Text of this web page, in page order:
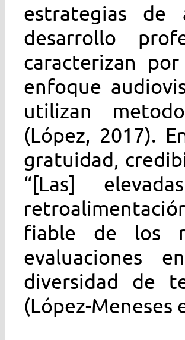
estrategias de
desarrollo
caracterizan
enfoque
utilizan
(López, 2017).
gratuidad,
“[Las]
fiable de los
evaluaciones
diversidad de
(López-Meneses